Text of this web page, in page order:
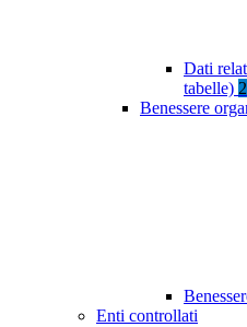
Dati
tabelle) 2
Benessere
Enti controllati